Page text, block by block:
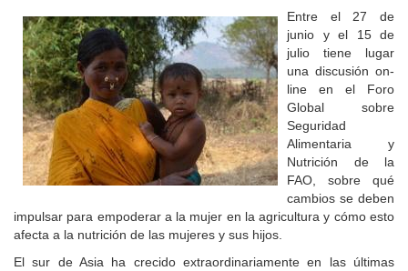
Entre el 27 de
junio y el 15 de
julio tiene lugar
una discusión on-
line en el Foro
Global sobre
Seguridad
Alimentaria y
Nutrición de la
FAO, sobre qué
cambios se deben
impulsar para empoderar a la mujer en la agricultura y cómo esto
afecta a la nutrición de las mujeres y sus hijos.
El sur de Asia ha crecido extraordinariamente en las últimas